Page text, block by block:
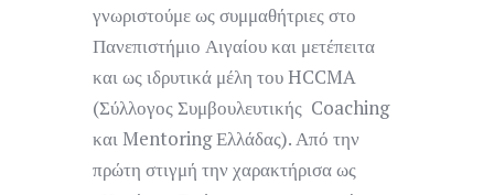
γνωριστούμε ως συμμαθήτριες στο
Πανεπιστήμιο Αιγαίου και μετέπειτα
και ως ιδρυτικά μέλη του HCCMA
(Σύλλογος Συμβουλευτικής Coaching
και Mentoring Ελλάδας). Από την
πρώτη στιγμή την χαρακτήρισα ως